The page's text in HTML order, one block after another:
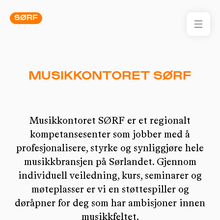
SØRF
MUSIKKONTORET SØRF
Musikkontoret SØRF er et regionalt
kompetansesenter som jobber med å
profesjonalisere, styrke og synliggjøre hele
musikkbransjen på Sørlandet. Gjennom
individuell veiledning, kurs, seminarer og
møteplasser er vi en støttespiller og
døråpner for deg som har ambisjoner innen
musikkfeltet.